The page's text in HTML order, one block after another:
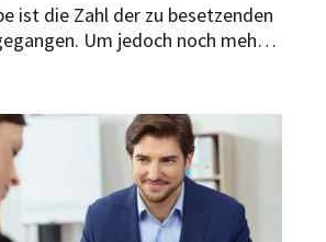
ist die Zahl der zu besetzenden
Um jedoch noch mehr